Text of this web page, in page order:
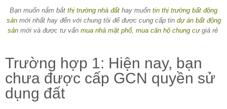
Bạn muốn nắm bắt thị trường nhà đất hay muốn tin thị trường bất động
sảnmới nhất hay đến với chung tôi để được cung cấp tin dự án bất động
sảnmới và được tư vấn mua nhà mặt phố, mua căn hộ chung cưgiá rẻ
Trường hợp 1: Hiện nay, bạn
chưa được cấp GCN quyền sử
dụng đất